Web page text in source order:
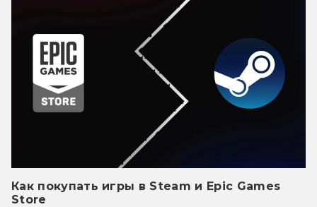
Как покупать игры в Steam и Epic Games
Store